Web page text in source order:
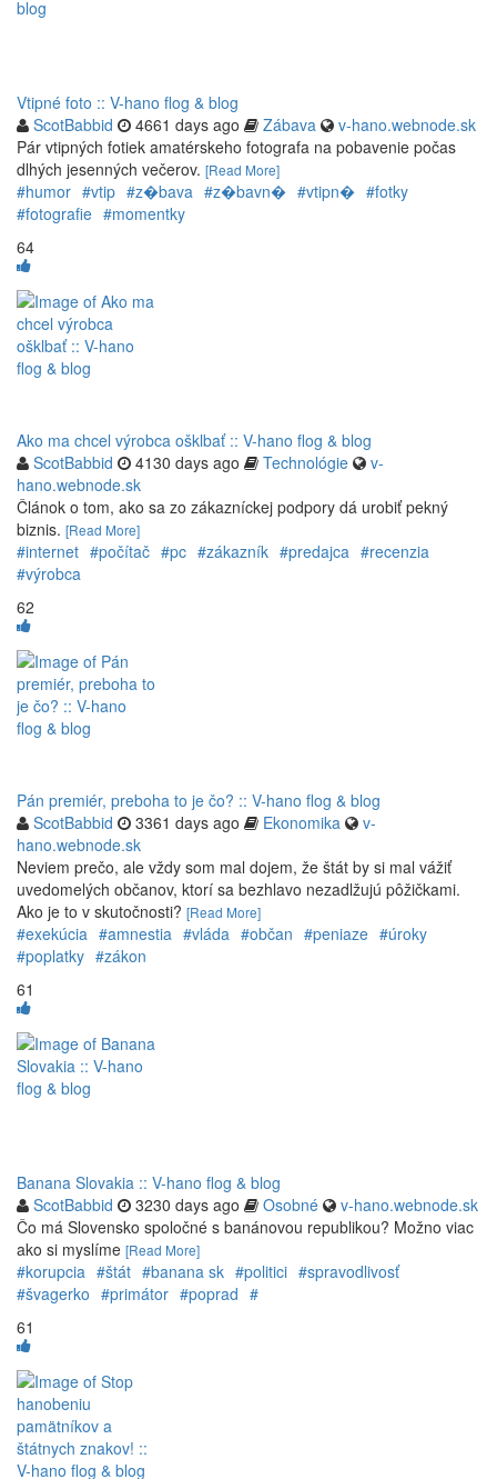
Vtipné foto :: V-hano flog & blog
ScotBabbid
4661 days ago Zábava
v-hano.webnode.sk
Pár vtipných fotiek amatérskeho fotografa na pobavenie počas
dlhých jesenných večerov. [Read More]
#humor #vtip #z�bava #z�bavn� #vtipn� #fotky
#fotografie #momentky
64
Ako ma chcel výrobca ošklbať :: V-hano flog & blog
ScotBabbid
4130 days ago Technológie
v-
hano.webnode.sk
Článok o tom, ako sa zo zákazníckej podpory dá urobiť pekný
biznis. [Read More]
#internet #počítač #pc #zákazník #predajca #recenzia
#výrobca
62
Pán premiér, preboha to je čo? :: V-hano flog & blog
ScotBabbid
3361 days ago Ekonomika
v-
hano.webnode.sk
Neviem prečo, ale vždy som mal dojem, že štát by si mal vážiť
uvedomelých občanov, ktorí sa bezhlavo nezadlžujú pôžičkami.
Ako je to v skutočnosti? [Read More]
#exekúcia #amnestia #vláda #občan #peniaze #úroky
#poplatky #zákon
61
Banana Slovakia :: V-hano flog & blog
ScotBabbid
3230 days ago Osobné
v-hano.webnode.sk
Čo má Slovensko spoločné s banánovou republikou? Možno viac
ako si myslíme [Read More]
#korupcia #štát #banana sk #politici #spravodlivosť
#švagerko #primátor #poprad #
61